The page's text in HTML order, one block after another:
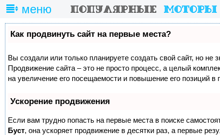
меню
Как продвинуть сайт на первые места?
Вы создали или только планируете создать свой сайт, но не
Продвижение сайта – это не просто процесс, а целый
на увеличение его посещаемости и повышение его позиций в
Ускорение продвижения
Если вам трудно попасть на первые места в поиске
Буст, она ускоряет продвижение в десятки раз, а первые